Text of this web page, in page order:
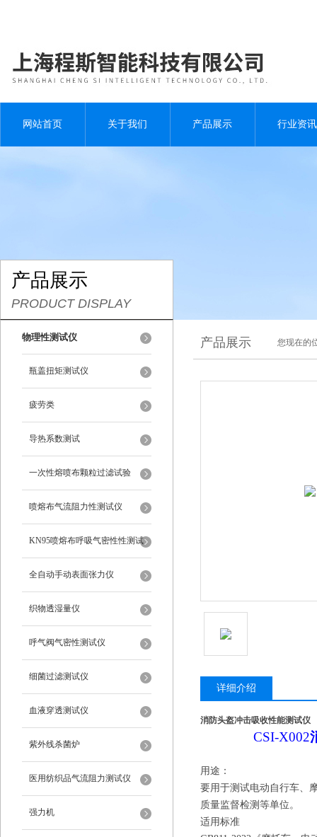
网站首页 关于我们 产品展示 行业资讯
产品展示
PRODUCT DISPLAY
物理性测试仪
瓶盖扭矩测试仪
疲劳类
导热系数测试
一次性熔喷布颗粒过滤试验
喷熔布气流阻力性测试仪
KN95喷熔布呼吸气密性性测试
仪
全自动手动表面张力仪
织物透湿量仪
呼气阀气密性测试仪
细菌过滤测试仪
血液穿透测试仪
紫外线杀菌炉
医用纺织品气流阻力测试仪
强力机
产品展示 您现在的
详细介绍
消防头盔冲击吸收性能测试仪
CSI-X002
用途：
要用于测试电动自行车、
质量监督检测等单位。
适用标准